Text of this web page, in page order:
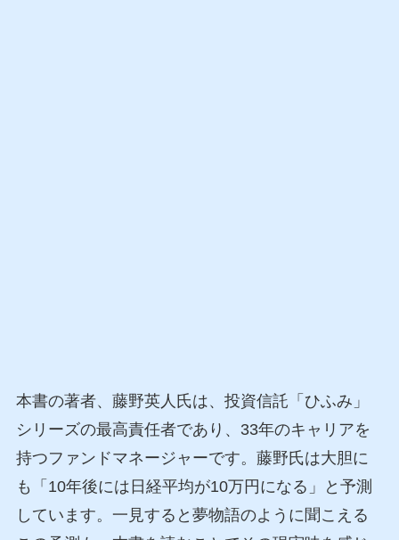
本書の著者、藤野英人氏は、投資信託「ひふみ」
シリーズの最高責任者であり、33年のキャリアを
持つファンドマネージャーです。藤野氏は大胆に
も「10年後には日経平均が10万円になる」と予測
しています。一見すると夢物語のように聞こえる